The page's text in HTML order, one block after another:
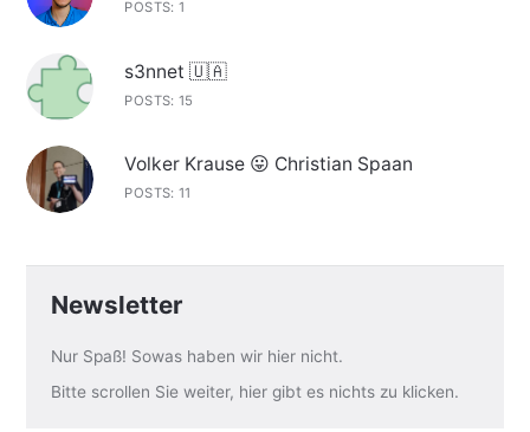
POSTS: 1
s3nnet 🇺🇦
POSTS: 15
Volker Krause 😛 Christian Spaan
POSTS: 11
Newsletter
Nur Spaß! Sowas haben wir hier nicht.
Bitte scrollen Sie weiter, hier gibt es nichts zu klicken.